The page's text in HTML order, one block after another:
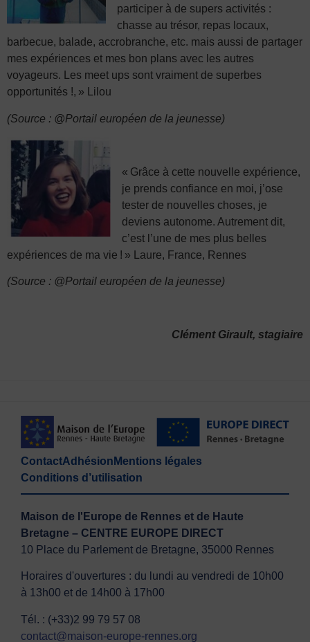
participer à de supers activités :
chasse au trésor, repas locaux,
barbecue, balade, accrobranche, etc. mais aussi de partager
mes expériences et mes bon plans avec les autres
voyageurs. Les meet ups sont vraiment de superbes
opportunités !, » Lilou
(Source : @Portail européen de la jeunesse)
« Grâce à cette nouvelle expérience,
je prends confiance en moi, j’ose
tester de nouvelles choses, je
deviens autonome. Autrement dit,
c’est l’une de mes plus belles
expériences de ma vie ! » Laure, France, Rennes
(Source : @Portail européen de la jeunesse)
Clément Girault, stagiaire
ContactAdhésion Mentions légales
Conditions d’utilisation
Maison de l'Europe de Rennes et de Haute
Bretagne – CENTRE EUROPE DIRECT
10 Place du Parlement de Bretagne, 35000 Rennes
Horaires d'ouvertures : du lundi au vendredi de 10h00
à 13h00 et de 14h00 à 17h00
Tél. : (+33)2 99 79 57 08
contact@maison-europe-rennes.org